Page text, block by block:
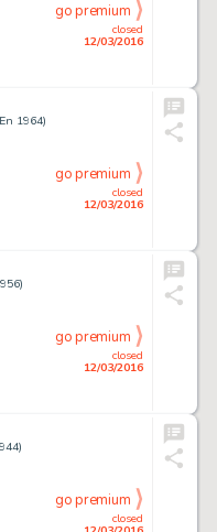
closed
12/03/2016
go premium
1964)
closed
12/03/2016
go premium
closed
12/03/2016
go premium
closed
go premium